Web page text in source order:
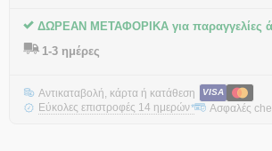
ΔΩΡΕΑΝ ΜΕΤΑΦΟΡΙΚΑ για παραγγελίες
1-3 ημέρες
Αντικαταβολή, κάρτα ή κατάθεση VISA
Εύκολες επιστροφές 14 ημερών* Ασφαλές